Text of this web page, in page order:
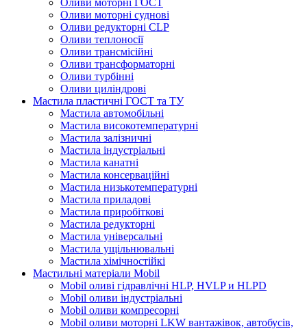
Оливи моторні ГОСТ
Оливи моторні суднові
Оливи редукторні CLP
Оливи теплоносії
Оливи трансмісійні
Оливи трансформаторні
Оливи турбінні
Оливи циліндрові
Мастила пластичні ГОСТ та ТУ
Мастила автомобільні
Мастила високотемпературні
Мастила залізничні
Мастила індустріальні
Мастила канатні
Мастила консерваційні
Мастила низькотемпературні
Мастила приладові
Мастила приробіткові
Мастила редукторні
Мастила універсальні
Мастила ущільнювальні
Мастила хімічностійкі
Мастильні матеріали Mobil
Mobil оливі гідравлічні HLP, HVLP и HLPD
Mobil оливи індустріальні
Mobil оливи компресорні
Mobil оливи моторні LKW вантажівок, автобусів,